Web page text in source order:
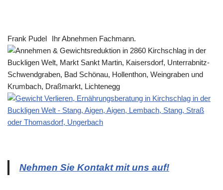
Frank Pudel Ihr Abnehmen Fachmann.
Nehmen Sie Kontakt mit uns auf!